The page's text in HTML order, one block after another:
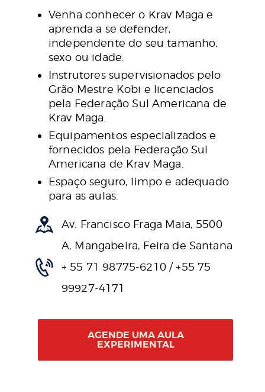
Venha conhecer o Krav Maga e
aprenda a se defender,
independente do seu tamanho,
sexo ou idade.
Instrutores supervisionados pelo
Grão Mestre Kobi e licenciados
pela Federação Sul Americana de
Krav Maga.
Equipamentos especializados e
fornecidos pela Federação Sul
Americana de Krav Maga.
Espaço seguro, limpo e adequado
para as aulas.
Av. Francisco Fraga Maia, 5500
A, Mangabeira, Feira de Santana
+ 55 71 98775-6210 / +55 75
99927-4171
AGENDE UMA AULA
EXPERIMENTAL